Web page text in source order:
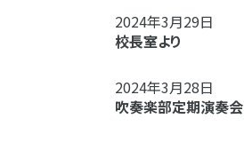
2024年3月29日
校長室より
2024年3月28日
吹奏楽部定期演奏会